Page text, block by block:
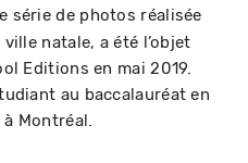
série de photos réalisée
natale, a été l’objet
Editions en mai 2019.
au baccalauréat en
Montréal.